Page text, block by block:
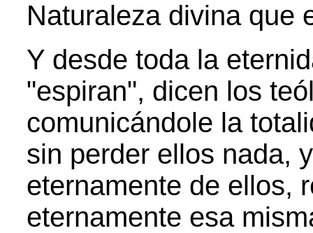
Naturaleza divina que
Y desde toda la
"espiran", dicen los
comunicándole la
sin perder ellos nada,
eternamente de ellos,
eternamente esa